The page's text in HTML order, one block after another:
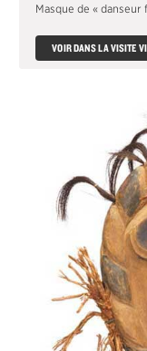
Masque de « danseur
VOIR DANS LA VISITE